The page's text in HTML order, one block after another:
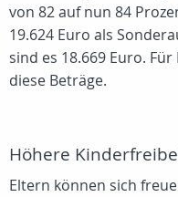
von 82 auf nun 84
19.624 Euro als
sind es 18.669 Euro.
diese Beträge.
Höhere
Eltern können sich